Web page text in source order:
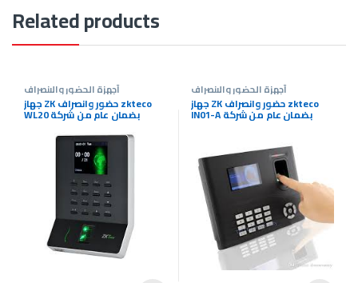
Related products
أجهزة الحضور والانصراف
جهاز ZK حضور وانصراف zkteco
WL20 بضمان عام من شركة
|SevenCameras
أجهزة الحضور والانصراف
جهاز ZK حضور وانصراف zkteco
IN01-A بضمان عام من شركة
|SevenCameras